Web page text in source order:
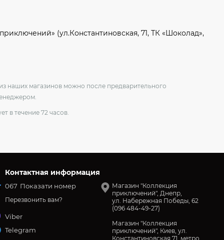
(ул.Константиновская, 71, ТК «Шоколад»,
наших магазинов можно после предварительного
в течение 72 часов.
Контактная информация
067 Показати номер
Перезвонить вам?
Viber
Telegram
Магазин "Коллекция
приключений", Днепр,
ул. Набережная Победы, 62
(096 484-49-27)
Магазин "Коллекция
приключений", Киев, ул.
Константиновская 71, метро